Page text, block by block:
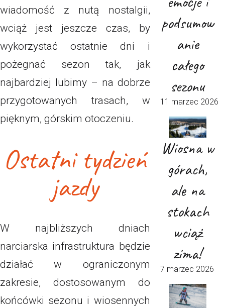
wiadomość z nutą nostalgii,
wciąż jest jeszcze czas, by
wykorzystać ostatnie dni i
pożegnać sezon tak, jak
najbardziej lubimy – na dobrze
przygotowanych trasach, w
pięknym, górskim otoczeniu.
Ostatni tydzień
jazdy
W najbliższych dniach
narciarska infrastruktura będzie
działać w ograniczonym
zakresie, dostosowanym do
końcówki sezonu i wiosennych
podsumow
anie
całego
sezonu
11 marzec 2026
Wiosna w
górach,
ale na
stokach
wciąż
zima!
7 marzec 2026